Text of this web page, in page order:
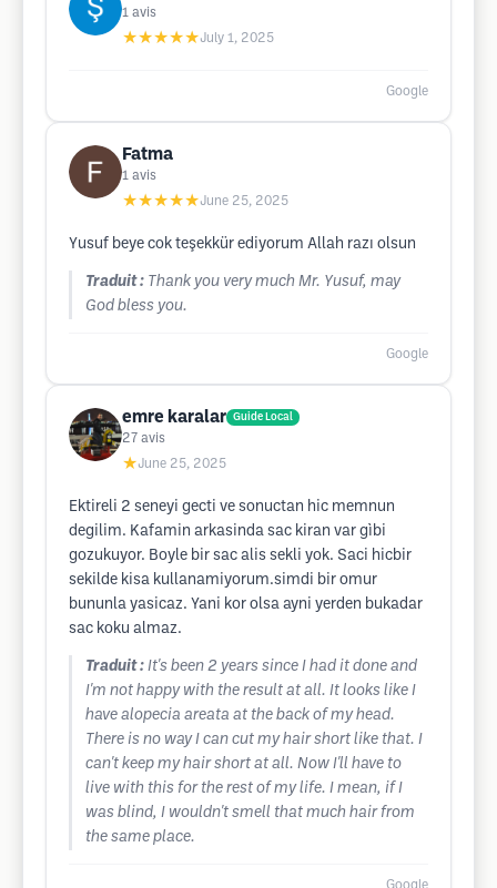
1 avis
★★★★★July 1, 2025
Google
Fatma
1 avis
★★★★★June 25, 2025
Yusuf beye cok teşekkür ediyorum Allah razı olsun
Traduit : Thank you very much Mr. Yusuf, may
God bless you.
Google
emre karalar Guide Local
27 avis
★June 25, 2025
Ektireli 2 seneyi gecti ve sonuctan hic memnun
degilim. Kafamin arkasinda sac kiran var gìbi
gozukuyor. Boyle bir sac alis sekli yok. Saci hicbir
sekilde kisa kullanamiyorum.simdi bir omur
bununla yasicaz. Yani kor olsa ayni yerden bukadar
sac koku almaz.
Traduit : It's been 2 years since I had it done and
I'm not happy with the result at all. It looks like I
have alopecia areata at the back of my head.
There is no way I can cut my hair short like that. I
can't keep my hair short at all. Now I'll have to
live with this for the rest of my life. I mean, if I
was blind, I wouldn't smell that much hair from
the same place.
Google